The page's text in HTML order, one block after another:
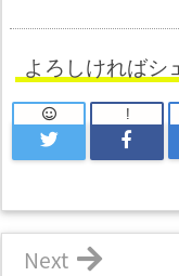
よろしければシ
!
Next